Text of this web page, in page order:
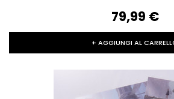
79,99‎ ‎€
+ AGGIUNGI AL